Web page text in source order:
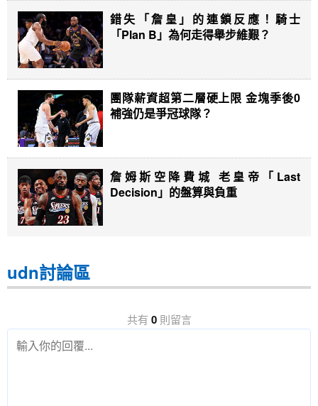
錯失「詹皇」的連鎖反應！騎士
「Plan B」為何走得舉步維艱？
團隊薪資超第二層硬上限 金塊季後0
補強仍是爭冠球隊？
詹姆斯空降費城 老皇帝「Last
Decision」的盤算與負重
udn討論區
共有 0則留言